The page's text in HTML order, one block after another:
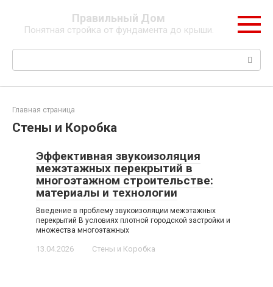
контенту
Правильный Дом
Понятная стройка от фундамента до крыши.
Поиск:
Главная страница
Стены и Коробка
Эффективная звукоизоляция
межэтажных перекрытий в
многоэтажном строительстве:
материалы и технологии
Введение в проблему звукоизоляции межэтажных
перекрытий В условиях плотной городской застройки и
множества многоэтажных
13.04.2026 Стены и Коробка